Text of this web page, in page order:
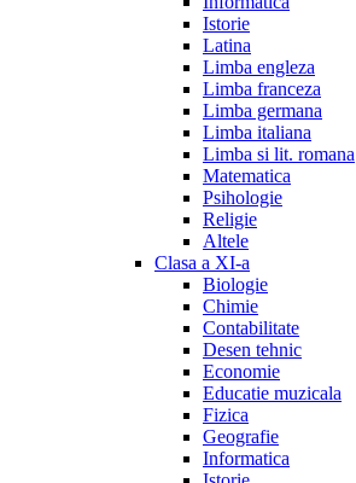
Istorie
Latina
Limba engleza
Limba franceza
Limba germana
Limba italiana
Limba si lit. romana
Matematica
Psihologie
Religie
Altele
Clasa a XI-a
Biologie
Chimie
Contabilitate
Desen tehnic
Economie
Educatie muzicala
Fizica
Geografie
Informatica